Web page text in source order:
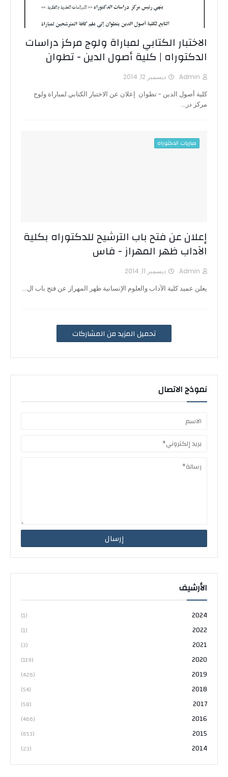
الاختبار الكتابي لمباراة ولوج مركز دراسات
الدكتوراه | كلية أصول الدين - تطوان
Admin ديسمبر 12, 2014
كلية أصول الدين - تطوان إعلان عن الاختبار الكتابي لمباراة ولوج
مركز در…
مباريات الدكتوراه
إعلان عن فتح باب الترشيح للدكتوراه بكلية
الآداب ظهر المهراز - فاس
Admin ديسمبر 11, 2014
يعلن عميد كلية الآداب والعلوم الإنسانية ظهر المهراز عن فتح باب ال…
تحميل المزيد من المشاركات
نموذج الاتصال
الأرشيف
2024
(1)
2022
(1)
2021
(3)
2020
(119)
2019
(426)
2018
(54)
2017
(58)
2016
(466)
2015
(653)
2014
(23)